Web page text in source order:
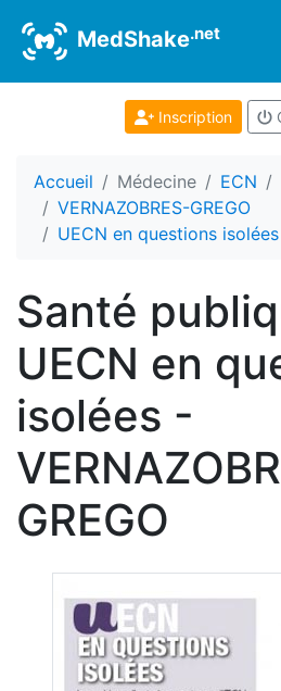
MedShake.net
Inscription
Accueil Médecine ECN
VERNAZOBRES-GREGO
UECN en questions isolées
Santé
UECN en
isolées -
GREGO